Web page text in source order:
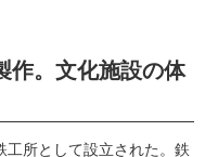
作。文化施設の体
所として設立された。鉄